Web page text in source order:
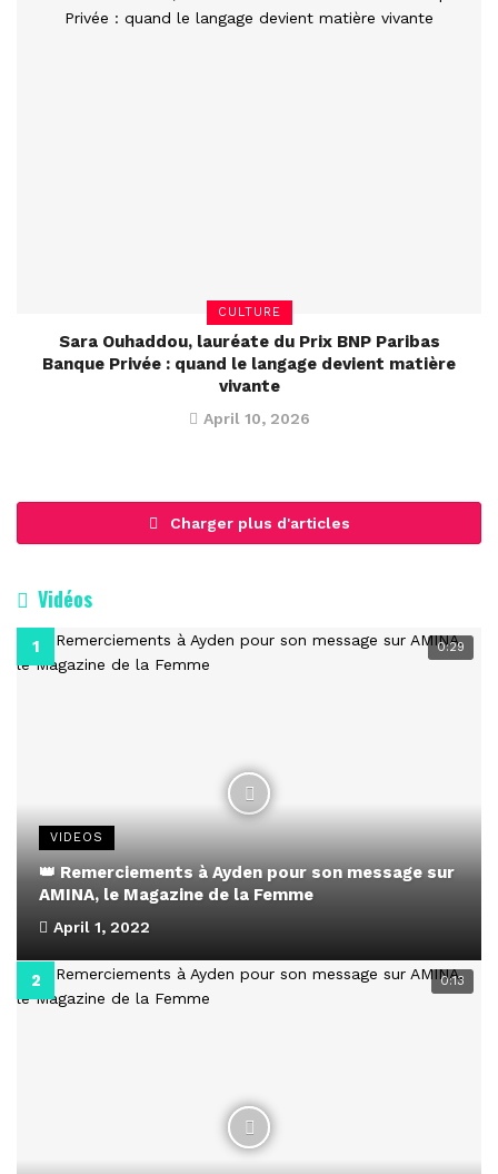
CULTURE
Sara Ouhaddou, lauréate du Prix BNP Paribas
Banque Privée : quand le langage devient matière
vivante
April 10, 2026
Charger plus d'articles
Vidéos
0:29
VIDEOS
👑 Remerciements à Ayden pour son message sur
AMINA, le Magazine de la Femme
April 1, 2022
0:13